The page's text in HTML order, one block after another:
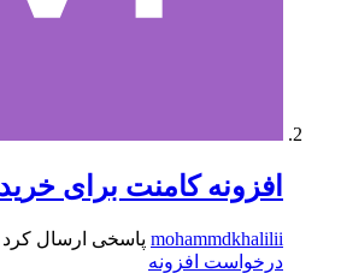
افزونه کامنت برای
mohammdkhalilii پاسخی ارسال
درخواست افزونه